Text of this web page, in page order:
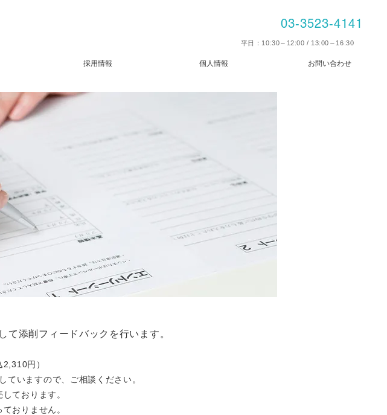
03-3523-4141
平日：10:30～12:00 / 13:00～16:30
採用情報 個人情報 お問い合わせ
て添削フィードバックを行います。
円）
いますので、ご相談ください。
ております。
おりません。